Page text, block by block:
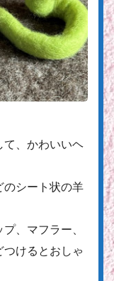
、かわいいヘ
シート状の羊
、マフラー、
けるとおしゃ